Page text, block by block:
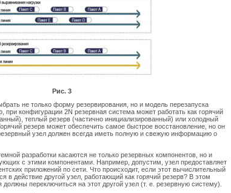
Рис. 3
не только форму резервирования, но и модель перезапуска
конфигурации 2N резервная система может работать как горячий
теплый резерв (частично инициализированный) или холодный
резерв может обеспечить самое быстрое восстановление, но он
узел должен всегда иметь полную и свежую информацию о
разработки касаются не только резервных компонентов, но и
с этими компонентами. Например, допустим, узел предоставляет
приложений по сети. Что происходит, если этот вычислительный
в действие другой узел, работающий как горячий резерв? В этом
переключиться на этот другой узел (т. е. резервную систему).